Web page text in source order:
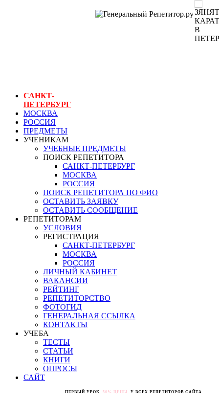
САНКТ-
ПЕТЕРБУРГ
МОСКВА
РОССИЯ
ПРЕДМЕТЫ
УЧЕНИКАМ
УЧЕБНЫЕ ПРЕДМЕТЫ
ПОИСК РЕПЕТИТОРА
САНКТ-ПЕТЕРБУРГ
МОСКВА
РОССИЯ
ПОИСК РЕПЕТИТОРА ПО ФИО
ОСТАВИТЬ ЗАЯВКУ
ОСТАВИТЬ СООБЩЕНИЕ
РЕПЕТИТОРАМ
УСЛОВИЯ
РЕГИСТРАЦИЯ
САНКТ-ПЕТЕРБУРГ
МОСКВА
РОССИЯ
ЛИЧНЫЙ КАБИНЕТ
ВАКАНСИИ
РЕЙТИНГ
РЕПЕТИТОРСТВО
ФОТОГИД
ГЕНЕРАЛЬНАЯ ССЫЛКА
КОНТАКТЫ
УЧЕБА
ТЕСТЫ
СТАТЬИ
КНИГИ
ОПРОСЫ
САЙТ
ПЕРВЫЙ УРОК 50% ЦЕНЫ У ВСЕХ РЕПЕТИТОРОВ САЙТА